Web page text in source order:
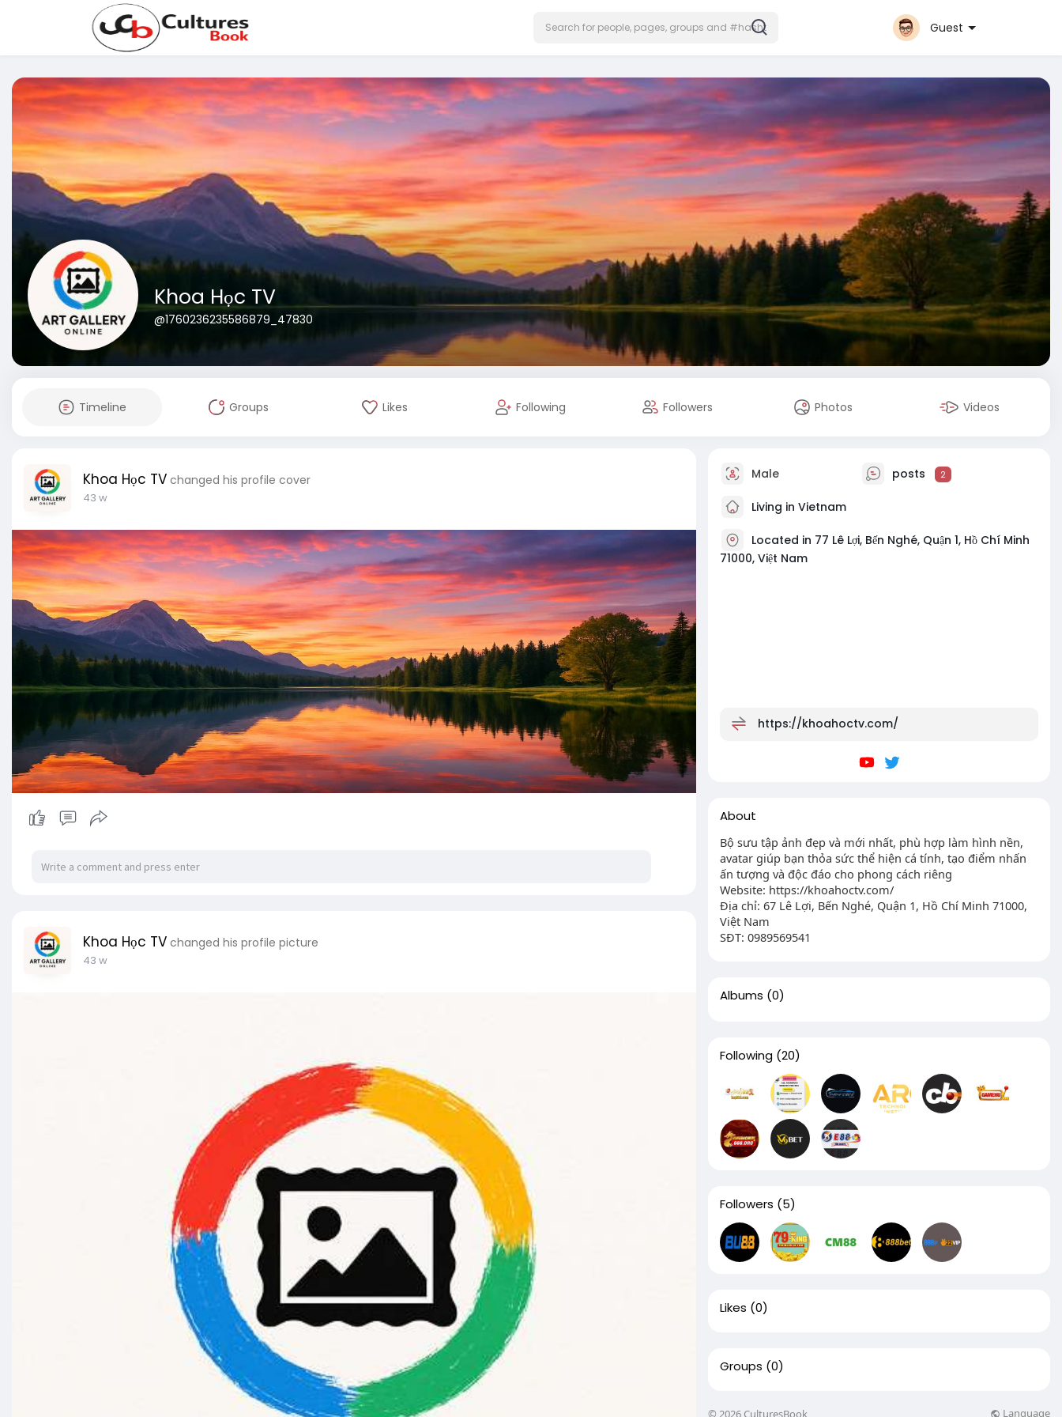
Guest
Khoa Học TV
@1760236235586879_47830
Timeline Groups Likes Following Followers Photos Videos
Khoa Học TV changed his profile cover
43 w
Khoa Học TV changed his profile picture
43 w
Male posts 2
Living in Vietnam
Located in 77 Lê Lợi, Bến Nghé, Quận 1, Hồ Chí Minh
71000, Việt Nam
https://khoahoctv.com/
About
Bộ sưu tập ảnh đẹp và mới nhất, phù hợp làm hình nền,
avatar giúp bạn thỏa sức thể hiện cá tính, tạo điểm nhấn
ấn tượng và độc đáo cho phong cách riêng
Website: https://khoahoctv.com/
Địa chỉ: 67 Lê Lợi, Bến Nghé, Quận 1, Hồ Chí Minh 71000,
Việt Nam
SĐT: 0989569541
Albums (0)
Following (20)
Followers (5)
Likes (0)
Groups (0)
© 2026 CulturesBook Language